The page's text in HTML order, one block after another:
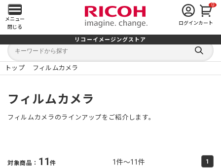
メ
イ
ン
メ
ニ
ュ
を
メニュー
閉じる
ログイン
0
カート
リコーイメージングストア
キ
ワ
ー
キ
検
索
る
トップ フィルムカメラ
フィルムカメラ
フィルムカメラのラインアップをご紹介します。
対象商品： 11件 1件～11件 1